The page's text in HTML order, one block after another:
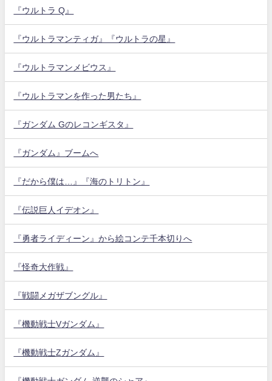
『ウルトラ Q』
『ウルトラマンティガ』『ウルトラの星』
『ウルトラマンメビウス』
『ウルトラマンを作った男たち』
『ガンダム Gのレコンギスタ』
『ガンダム』ブームへ
『だから僕は…』『海のトリトン』
『伝説巨人イデオン』
『勇者ライディーン』から絵コンテ千本切りへ
『怪奇大作戦』
『戦闘メガザブングル』
『機動戦士Vガンダム』
『機動戦士Zガンダム』